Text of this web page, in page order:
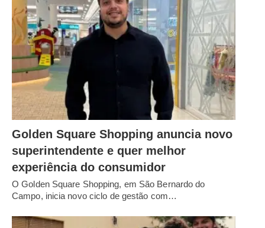
Golden Square Shopping anuncia novo
superintendente e quer melhor
experiência do consumidor
O Golden Square Shopping, em São Bernardo do
Campo, inicia novo ciclo de gestão com…